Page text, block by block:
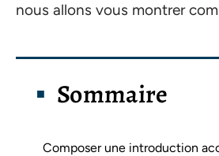
nous allons vous montrer
Sommaire
Composer une introduction